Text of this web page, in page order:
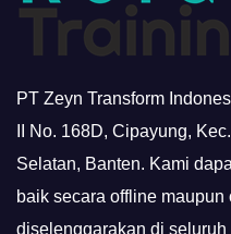
PT Zeyn Transform
II No. 168D, Cipayung,
Selatan, Banten. Kami
baik secara offline
diselenggarakan di seluruh